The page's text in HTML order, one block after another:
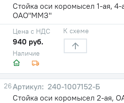
Стойка оси коромысел 1-ая, 4-
ОАО"ММЗ"
Наличие
Цена с НДС
940 руб.
К схеме
26
240-1007152-Б
Стойка оси коромысел 2-ая,